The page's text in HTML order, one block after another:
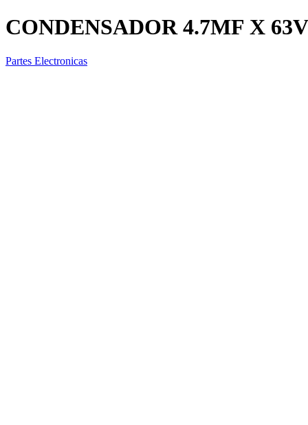
CONDENSADOR 4.7MF X 63V
Partes Electronicas